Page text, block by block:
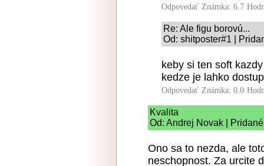
Odpovedať Známka: 6.7
Re: Ale figu borovú...
Od: shitposter#1 |
keby si ten soft
kedze je lahko
Odpovedať Známka: 0.0
Kvalita
Od: Andrej Novak |
Ono sa to nezda, ale
neschopnost. Za urcite